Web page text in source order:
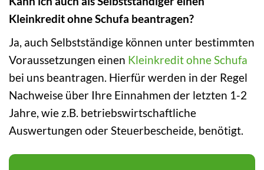
Kleinkredit ohne Schufa beantragen?
Ja, auch Selbstständige können unter bestimmten
Voraussetzungen einen Kleinkredit ohne Schufa
bei uns beantragen. Hierfür werden in der Regel
Nachweise über Ihre Einnahmen der letzten 1-2
Jahre, wie z.B. betriebswirtschaftliche
Auswertungen oder Steuerbescheide, benötigt.